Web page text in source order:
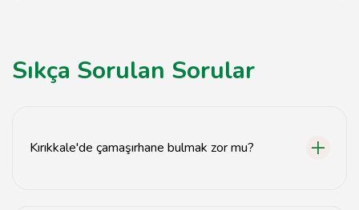
Sıkça Sorulan Sorular
Kırıkkale'de çamaşırhane bulmak zor mu?